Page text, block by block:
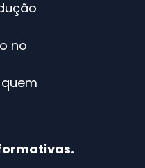
no